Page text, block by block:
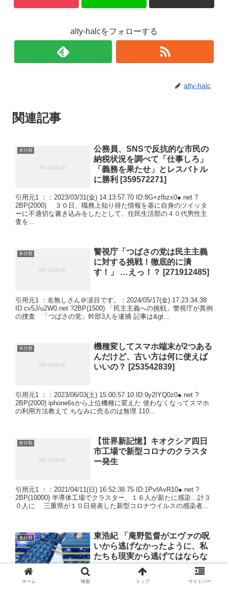
alty-halcをフォローする
alty-halc
関連記事
未分類
公務員、SNSで反抗的な市民の
納税状況を調べて「仕事しろ」
「義務を果たせ」とレスバトル
に勝利 [359572271]
引用元1 ：：2023/03/31(金) 14:13:57.70 ID:8G+zfbzx0●.net ?
2BP(2000) ３０日、職務上知り得た情報を基に自身のツイッタ
ーに不適切な書き込みをしたとして、住民生活部の４０代男性主
査を...
未分類
警視庁「つばさの党は民主主義
に対する挑戦！徹底的に潰
す！」 …えっ！？ [271912485]
引用元1 ：名無しさん＠涙目です。：2024/05/17(金) 17:23:34.38
ID:cv5J/u2W0.net ?2BP(1500) 「民主主義への挑戦」警視庁が異例
の捜査 「つばさの党」幹部3人を逮捕 記事は&gt...
未分類
機種変してスマホ端末が2つある
んだけど、古い方は何に使えば
いいの？ [253542839]
引用元1 ：：2023/06/03(土) 15:00:57.10 ID:9y2IYQ0z0●.net ?
2BP(2000) iphone6sから上位機種に変えた 使わなくなってスマホ
の利用方法教えて ちなみに売るのは無理 110...
未分類
【世界新記憶】キオクシア四日
市工場で新型コロナのクラスタ
ー発生
引用元1 ：：2021/04/11(日) 16:52:38.75 ID:1PvfAvR10●.net ?
2BP(10000) 半導体工場でクラスター、１６人が新たに感染…計３
０人に 三重県が１０日発表した新型コロナウイルスの感染者...
未分類
東浩紀 「庵野監督がエヴァの呪
いから逃げなかったように、私
たちも現実から逃げてはならな
い」
引用元1 ：：2021/03/26(金) 22:20:27.44 ID:+FYm9Sgf0.net ?
ホーム 検索 トップ サイドバー